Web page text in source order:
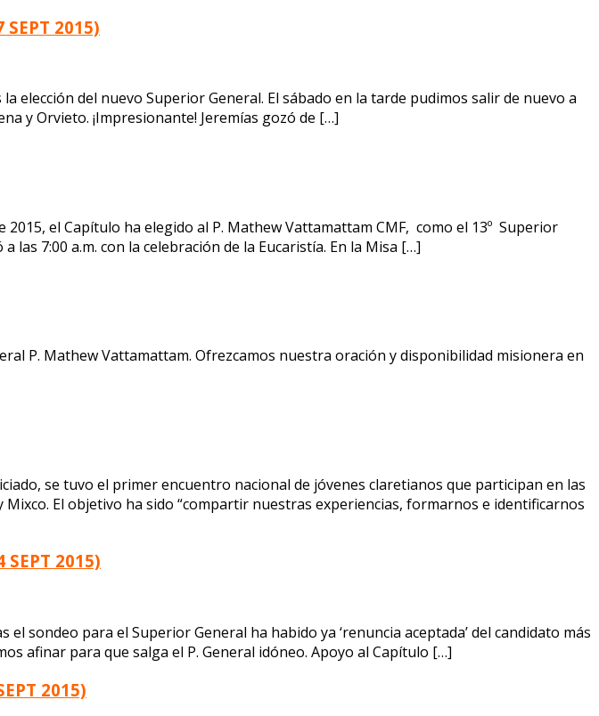
SEPT 2015)
elección del nuevo Superior General. El sábado en la tarde pudimos salir de nuevo a
y Orvieto. ¡Impresionante! Jeremías gozó de […]
el Capítulo ha elegido al P. Mathew Vattamattam CMF, como el 13º Superior
7:00 a.m. con la celebración de la Eucaristía. En la Misa […]
P. Mathew Vattamattam. Ofrezcamos nuestra oración y disponibilidad misionera en
se tuvo el primer encuentro nacional de jóvenes claretianos que participan en las
El objetivo ha sido “compartir nuestras experiencias, formarnos e identificarnos
SEPT 2015)
sondeo para el Superior General ha habido ya ‘renuncia aceptada’ del candidato más
afinar para que salga el P. General idóneo. Apoyo al Capítulo […]
2015)